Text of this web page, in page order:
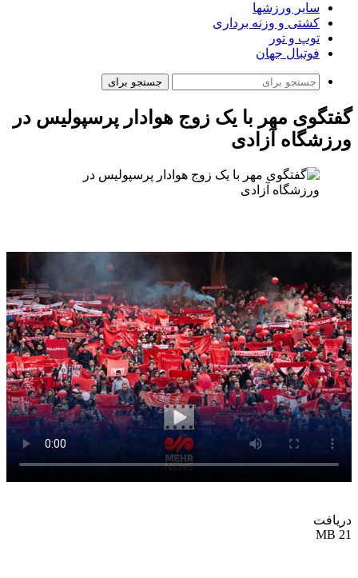
سایر ورزشها
کشتی و وزنه برداری
توپ و تور
فوتبال جهان
جستجو برای
گفتگوی مهر با یک زوج هوادار پرسپولیس در
ورزشگاه آزادی
دریافت
21 MB